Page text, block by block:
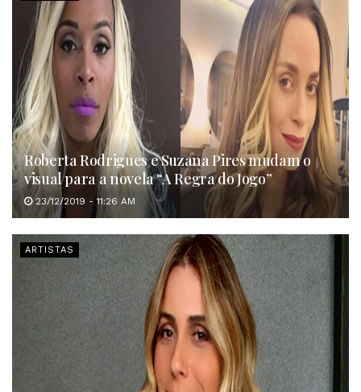
Roberta Rodrigues e Suzana Pires mudam o
visual para a novela “A Regra do Jogo”
23/12/2019 - 11:26 AM
ARTISTAS